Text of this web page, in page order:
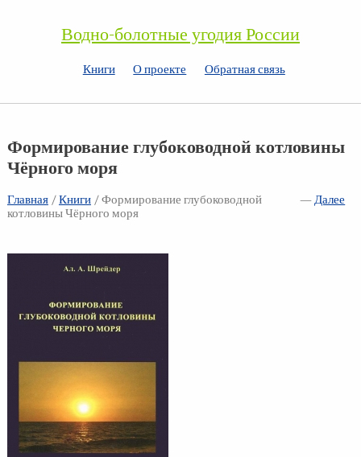
Водно-болотные угодия России
Книги О проекте Обратная связь
Формирование глубоководной котловины
Чёрного моря
Главная/ —Далее
Книги/ Формирование глубоководной
котловины Чёрного моря